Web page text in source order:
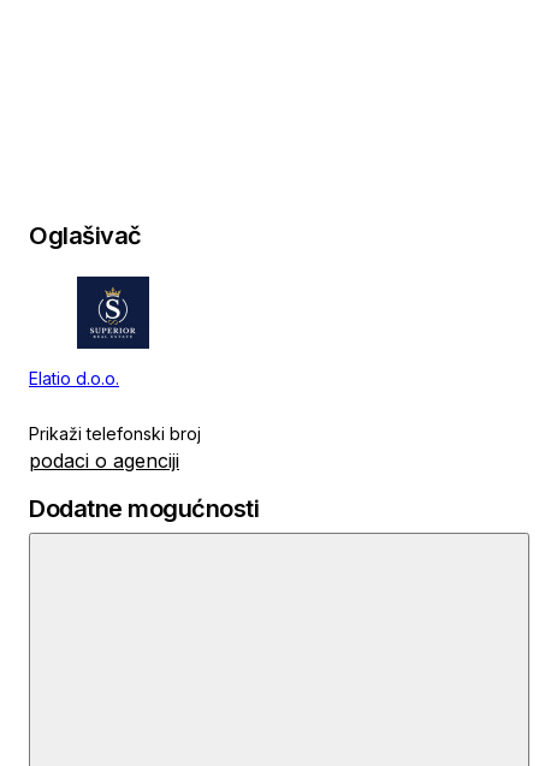
Oglašivač
Elatio d.o.o.
Prikaži telefonski broj
podaci o agenciji
Dodatne mogućnosti